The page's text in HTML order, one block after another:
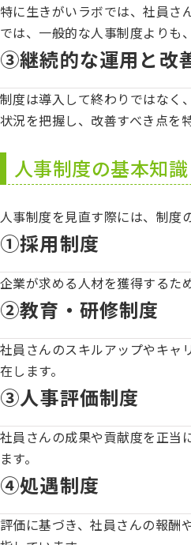
特に生きがいラボでは、社員さ
では、一般的な人事制度よりも
③継続的な運用と改
制度は導入して終わりではなく
状況を把握し、改善すべき点を
人事制度の基本知
人事制度を見直す際には、制度
①採用制度
企業が求める人材を獲得するた
②教育・研修制度
社員さんのスキルアップやキャ
在します。
③人事評価制度
社員さんの成果や貢献度を正当
ます。
④処遇制度
評価に基づき、社員さんの報酬